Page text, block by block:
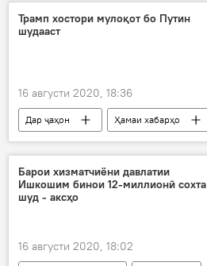
Трамп хостори мулоқот бо Путин
шудааст
16 августи 2020, 18:36
Дар ҷаҳон
Ҳамаи хабарҳо
Рӯйдод, ҷиноят ва ҳолатҳои фавқулода
Путин
Доналд Трамп
Дар Русия
Барои хизматчиёни давлатии
Ишкошим бинои 12-миллионӣ сохта
шуд - аксҳо
16 августи 2020, 18:02